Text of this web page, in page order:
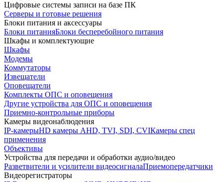
Цифровые системы записи на базе ПК
Серверы и готовые решения
Блоки питания и аксессуары
Блоки питанияБлоки бесперебойного питания
Шкафы и комплектующие
Шкафы
Модемы
Коммутаторы
Извещатели
Оповещатели
Комплекты ОПС и оповещения
Другие устройства для ОПС и оповещения
Приемно-контрольные приборы
Камеры видеонаблюдения
IP-камерыHD камеры AHD, TVI, SDI, CVIКамеры спец
применения
Объективы
Устройства для передачи и обработки аудио/видео
Разветвители и усилители видеосигналаПриемопередатчики
Видеорегистраторы